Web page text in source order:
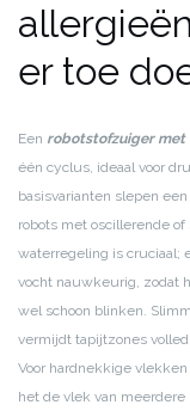
er toe
Een robotstofzuiger
één cyclus, ideaal voor
basisvarianten slepen
robots met oscillerende
waterregeling is cruciaal;
vocht nauwkeurig, zodat
wel schoon blinken.
vermijdt tapijtzones
Voor hardnekkige
het de vlek van meerdere